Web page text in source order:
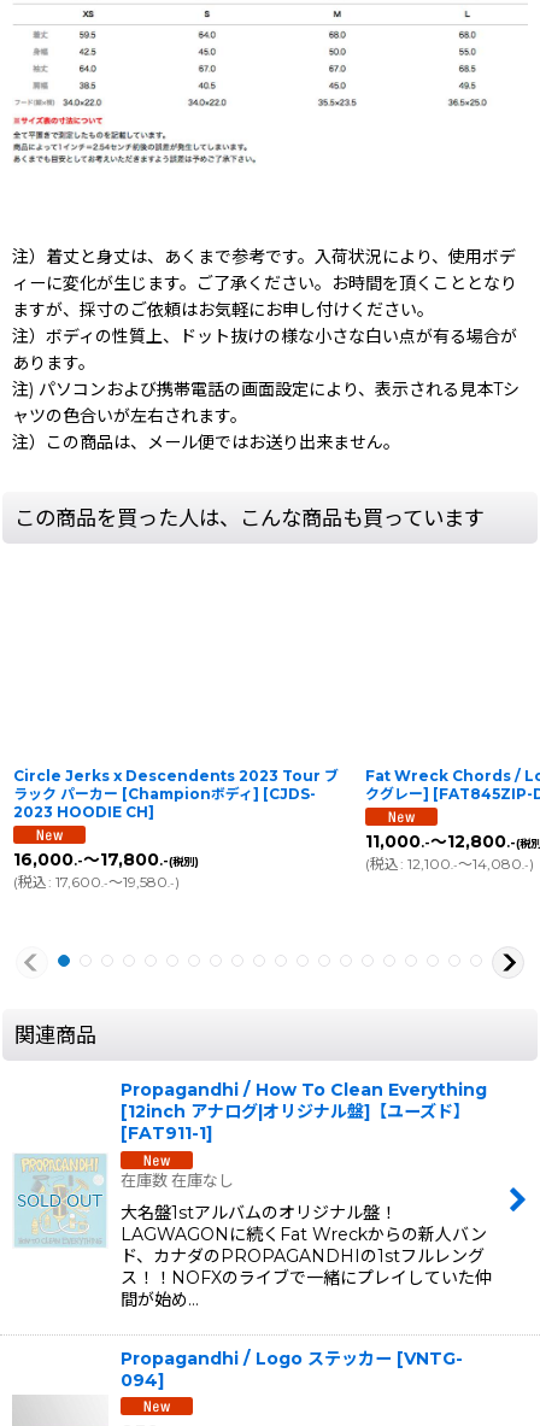
注）着丈と身丈は、あくまで参考です。入荷状況により、使用ボデ
ィーに変化が生じます。ご了承ください。お時間を頂くこととなり
ますが、採寸のご依頼はお気軽にお申し付けください。
注）ボディの性質上、ドット抜けの様な小さな白い点が有る場合が
あります。
注) パソコンおよび携帯電話の画面設定により、表示される見本Tシ
ャツの色合いが左右されます。
注）この商品は、メール便ではお送り出来ません。
この商品を買った人は、こんな商品も買っています
Circle Jerks x Descendents 2023 Tour ブ
ラック パーカー [Championボディ] [CJDS-
2023 HOODIE CH]
16,000.-～17,800.-(税別)
(税込: 17,600 .-～19,580 .-)
Fat Wreck Chords /
クグレー] [FAT845ZIP-
11,000.-～12,800.-(税
(税込: 12,100 .-～14,080 .-)
関連商品
Propagandhi / How To Clean Everything
[12inch アナログ|オリジナル盤]【ユーズド】
[FAT911-1]
在庫数 在庫なし
大名盤1stアルバムのオリジナル盤！
LAGWAGONに続くFat Wreckからの新人バン
ド、カナダのPROPAGANDHIの1stフルレング
ス！！NOFXのライブで一緒にプレイしていた仲
間が始め…
Propagandhi / Logo ステッカー [VNTG-
094]